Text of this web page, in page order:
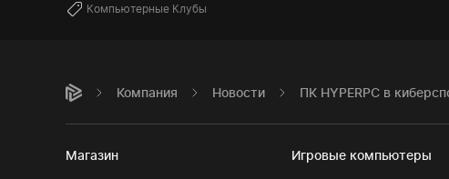
Компьютерные Клубы
Компания Новости ПК HYPERPC в
Магазин Игровые компьютеры